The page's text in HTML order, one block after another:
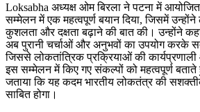
Loksabha अध्यक्ष ओम बिरला ने पटना में आयोजित
सम्मेलन में एक महत्वपूर्ण बयान दिया, जिसमें
कुशलता और दक्षता बढ़ाने की बात की। उन्होंने
अब पुरानी चर्चाओं और अनुभवों का उपयोग करके
जिससे लोकतांत्रिक प्रक्रियाओं की
इस सम्मेलन में किए गए संकल्पों को महत्वपूर्ण बताते
जताया कि यह कदम भारतीय लोकतंत्र की
साबित होगा।